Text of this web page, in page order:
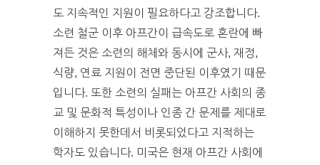
도 지속적인 지원이 필요하다고 강조합니다.
소련 철군 이후 아프간이 급속도로 혼란에 빠
져든 것은 소련의 해체와 동시에 군사, 재정,
식량, 연료 지원이 전면 중단된 이후였기 때문
입니다. 또한 소련의 실패는 아프간 사회의 종
교 및 문화적 특성이나 인종 간 문제를 제대로
이해하지 못한데서 비롯되었다고 지적하는
학자도 있습니다. 미국은 현재 아프간 사회에